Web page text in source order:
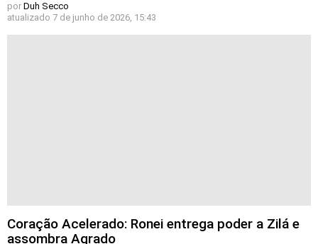
por Duh Secco
atualizado 7 de junho de 2026, 15:43
Coração Acelerado: Ronei entrega poder a Zilá e
assombra Agrado